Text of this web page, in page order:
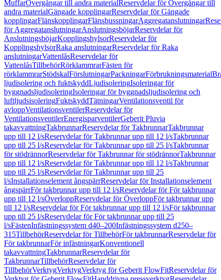
MuffarÖvergångar till andra materialReservdelar för Övergångar till
andra materialGängade kopplingarReservdelar för Gängade
kopplingarFlänskopplingarFlänsbussningarAggregatanslutningar
för AggregatanslutningarAnslutningsböjarReservdelar för
AnslutningsböjarKopplingshylsorReservdelar för
KopplingshylsorRaka anslutningarReservdelar för Raka
anslutningarVattenlåsReservdelar för
VattenlåsTillbehörRörklammrarFästen för
rörklammrarStödskalFörslutningarPackningarFörbrukningsmaterial
ljudisolering och fuktskyddLjudisoleringIsoleringar för
byggnadsljudisoleringIsoleringar för byggnadsljudisolering och
luftljudsisoleringFuktskyddTätningarVentilationsventil för
avloppVentilationsventilerReservdelar för
VentilationsventilerEnergisparventilerGeberit Pluvia
takavvattningTakbrunnarReservdelar för TakbrunnarTakbrunnar
upp till 12 l/sReservdelar för Takbrunnar upp till 12 l/sTakbrunnar
upp till 25 l/sReservdelar för Takbrunnar upp till 25 l/sTakbrunnar
för stödrännorReservdelar för Takbrunnar för stödrännorTakbrunnar
upp till 12 l/sReservdelar för Takbrunnar upp till 12 l/sTakbrunnar
upp till 25 l/sReservdelar för Takbrunnar upp till 25
l/sInstallationselement ångspärrReservdelar för Installationselement
ångspärrFör takbrunnar upp till 12 l/sReservdelar för För takbrunnar
upp till 12 l/sÖverloppReservdelar för ÖverloppFör takbrunnar upp
till 12 l/sReservdelar för För takbrunnar upp till 12 l/sFör takbrunnar
upp till 25 l/sReservdelar för För takbrunnar upp till 25
l/sFästenInfästningssystem d40–200Infästningssystem d250–
315TillbehörReservdelar för TillbehörFör takbrunnarReservdelar för
För takbrunnarFör infästningarKonventionell
takavvattningTakbrunnarReservdelar för
TakbrunnarTillbehörReservdelar för
TillbehörVerktygVerktygVerktyg för Geberit FlowFitReservdelar för